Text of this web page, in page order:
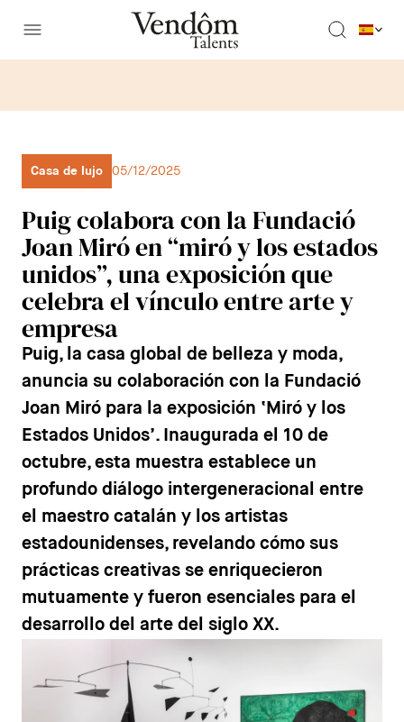
Casa de lujo 05/12/2025
Puig colabora con la Fundació
Joan Miró en “miró y los estados
unidos”, una exposición que
celebra el vínculo entre arte y
empresa
Puig, la casa global de belleza y moda,
anuncia su colaboración con la Fundació
Joan Miró para la exposición ‘Miró y los
Estados Unidos’. Inaugurada el 10 de
octubre, esta muestra establece un
profundo diálogo intergeneracional entre
el maestro catalán y los artistas
estadounidenses, revelando cómo sus
prácticas creativas se enriquecieron
mutuamente y fueron esenciales para el
desarrollo del arte del siglo XX.